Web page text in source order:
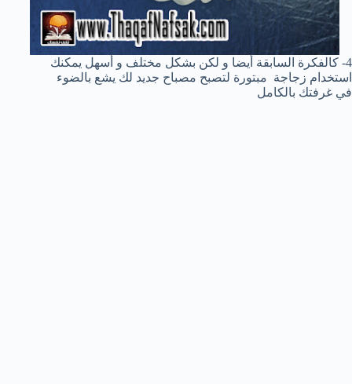
4- كالفكرة السابقة أيضا و لكن بشكل مختلف و أسهل يمكنك
استخدام زجاجة مبتورة لتصبح مصباح جديد لك يشع بالضوء
في غرفتك بالكامل